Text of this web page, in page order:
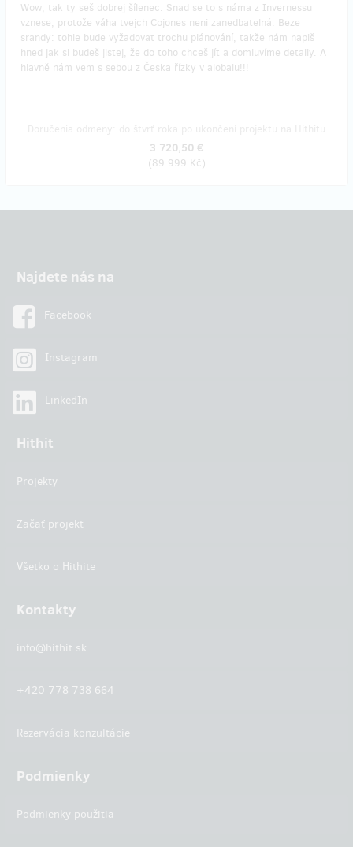
Wow, tak ty seš dobrej šílenec. Snad se to s náma z Invernessu
vznese, protože váha tvejch Cojones neni zanedbatelná. Beze
srandy: tohle bude vyžadovat trochu plánování, takže nám napiš
hned jak si budeš jistej, že do toho chceš jít a domluvíme detaily. A
hlavně nám vem s sebou z Česka řízky v alobalu!!!
3 720,50 €
(89 999 Kč)
Najdete nás na
Facebook
Instagram
LinkedIn
Hithit
Projekty
Začať projekt
Všetko o Hithite
Kontakty
info@hithit.sk
+420 778 738 664
Rezervácia konzultácie
Podmienky
Podmienky použitia